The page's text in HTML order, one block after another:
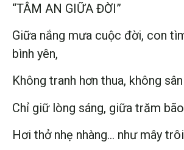
“TÂM AN GIỮA ĐỜI”
Giữa nắng mưa cuộc đời, con
bình yên,
Không tranh hơn thua, không
Chỉ giữ lòng sáng, giữa trăm
Hơi thở nhẹ nhàng… như mây